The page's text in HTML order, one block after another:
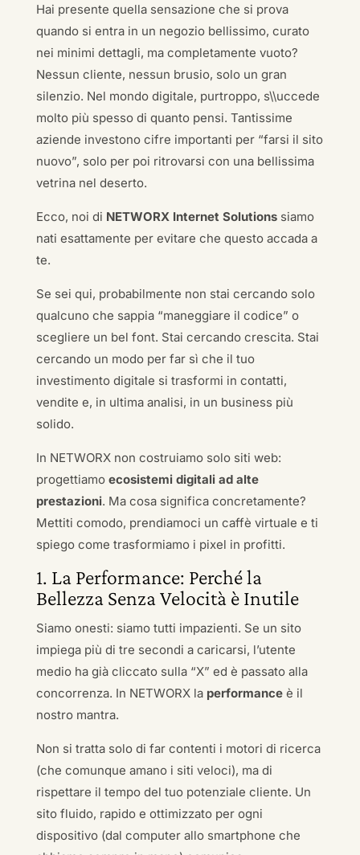
Hai presente quella sensazione che si prova
quando si entra in un negozio bellissimo, curato
nei minimi dettagli, ma completamente vuoto?
Nessun cliente, nessun brusio, solo un gran
silenzio. Nel mondo digitale, purtroppo, s\\uccede
molto più spesso di quanto pensi. Tantissime
aziende investono cifre importanti per “farsi il sito
nuovo”, solo per poi ritrovarsi con una bellissima
vetrina nel deserto.
Ecco, noi di NETWORX Internet Solutionssiamo
nati esattamente per evitare che questo accada a
te.
Se sei qui, probabilmente non stai cercando solo
qualcuno che sappia “maneggiare il codice” o
scegliere un bel font. Stai cercando crescita. Stai
cercando un modo per far sì che il tuo
investimento digitale si trasformi in contatti,
vendite e, in ultima analisi, in un business più
solido.
In NETWORX non costruiamo solo siti web:
progettiamo ecosistemi digitali ad alte
prestazioni. Ma cosa significa concretamente?
Mettiti comodo, prendiamoci un caffè virtuale e ti
spiego come trasformiamo i pixel in profitti.
1. La Performance: Perché la
Bellezza Senza Velocità è Inutile
Siamo onesti: siamo tutti impazienti. Se un sito
impiega più di tre secondi a caricarsi, l’utente
medio ha già cliccato sulla “X” ed è passato alla
concorrenza. In NETWORX la performanceè il
nostro mantra.
Non si tratta solo di far contenti i motori di ricerca
(che comunque amano i siti veloci), ma di
rispettare il tempo del tuo potenziale cliente. Un
sito fluido, rapido e ottimizzato per ogni
dispositivo (dal computer allo smartphone che